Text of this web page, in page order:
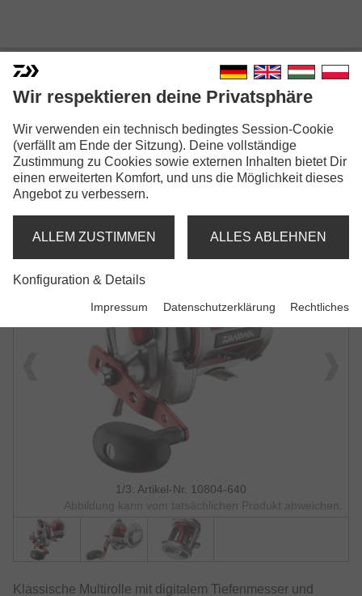
SEALINE ISHIDAI H
LINE COUNTER MULTIROLLE
1/3: Artikel-Nr. 10804-640
Abbildung kann vom tatsächlichen Produkt abweichen.
Klassische Multirolle mit digitalem Tiefenmesser und
Wir respektieren deine Privatsphäre
Wir verwenden ein technisch bedingtes Session-Cookie
(verfällt am Ende der Sitzung). Deine vollständige
Zustimmung zu Cookies sowie externen Inhalten bietet Dir
einen erweiterten Komfort, und uns die Möglichkeit dieses
Angebot zu verbessern.
ALLEM ZUSTIMMEN ALLES ABLEHNEN
Konfiguration & Details
Impressum Datenschutzerklärung Rechtliches